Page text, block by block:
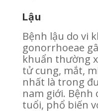
Lậu
Bệnh lậu do vi
gonorrhoeae
khuẩn thường
tử cung, mắt,
nhất là trong
nam giới. Bệnh
tuổi, phổ biến